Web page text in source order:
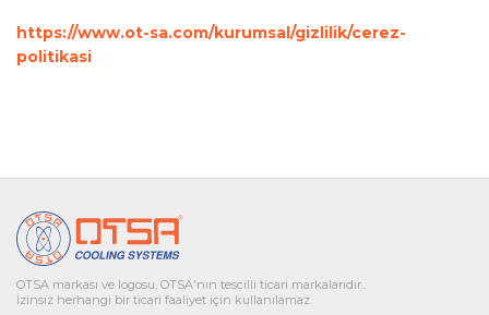
https://www.ot-sa.com/kurumsal/gizlilik/cerez-
politikasi
OTSA markası ve logosu, OTSA'nın tescilli ticari markalarıdır..
İzinsiz herhangi bir ticari faaliyet için kullanılamaz.